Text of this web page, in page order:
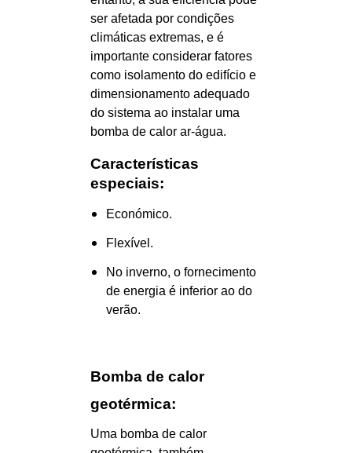
ser afetada por condições
climáticas extremas, e é
importante considerar fatores
como isolamento do edifício e
dimensionamento adequado
do sistema ao instalar uma
bomba de calor ar-água.
Características
especiais:
Económico.
Flexível.
No inverno, o fornecimento
de energia é inferior ao do
verão.
Bomba de calor
geotérmica:
Uma bomba de calor